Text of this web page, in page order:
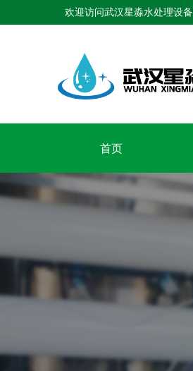
欢迎访问武汉星淼水处理设
首页